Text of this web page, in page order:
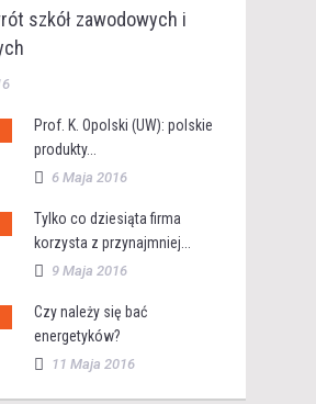
szkół zawodowych i
Prof. K. Opolski (UW): polskie
produkty...
6 Maja 2016
Tylko co dziesiąta firma
korzysta z przynajmniej...
9 Maja 2016
Czy należy się bać
energetyków?
11 Maja 2016